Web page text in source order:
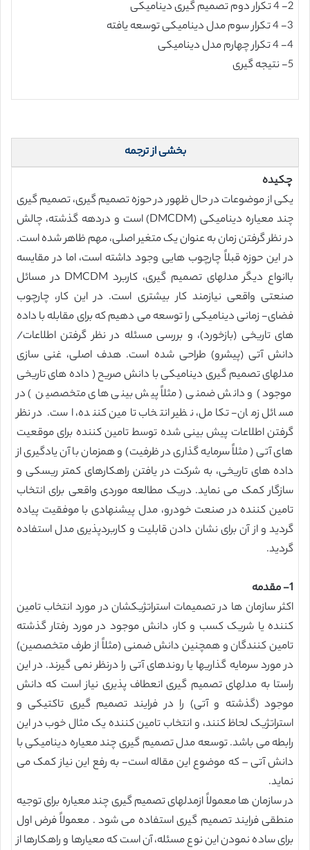
2- 4 تکرار دوم تصمیم گیری دینامیکی
3- 4 تکرار سوم مدل دینامیکی توسعه یافته
4- 4 تکرار چهارم مدل دینامیکی
5- نتیجه گیری
بخشی از ترجمه
چکیده
یکی از موضوعات در حال ظهور در حوزه تصمیم گیری، تصمیم گیری
چند معیاره دینامیکی (DMCDM) است و دردهه گذشته، چالش
در نظر گرفتن زمان به عنوان یک متغیر اصلی، مهم ظاهر شده است.
در این حوزه قبلاً چارچوب هایی وجود داشته است، اما در مقایسه
باانواع دیگر مدلهای تصمیم گیری، کاربرد DMCDM در مسائل
صنعتی واقعی نیازمند کار بیشتری است. در این کار، چارچوب
فضای- زمانی دینامیکی را توسعه می دهیم که برای مقابله با داده
های تاریخی (بازخورد)، و بررسی مسئله در نظر گرفتن اطلاعات/
دانش آتی (پیشرو) طراحی شده است. هدف اصلی، غنی سازی
مدلهای تصمیم گیری دینامیکی با دانش صریح ( داده های تاریخی
موجود) و دانش ضمنی ( مثلاً پیش بینی های متخصصین ) در
مسائل زمان- تکامل، نظیر انتخاب تامین کننده، است. در نظر
گرفتن اطلاعات پیش بینی شده توسط تامین کننده برای موقعیت
های آتی ( مثلاً سرمایه گذاری در ظرفیت) و همزمان با آن یادگیری از
داده های تاریخی، به شرکت در یافتن راهکارهای کمتر ریسکی و
سازگار کمک می نماید. دریک مطالعه موردی واقعی برای انتخاب
تامین کننده در صنعت خودرو، مدل پیشنهادی با موفقیت پیاده
گردید و از آن برای نشان دادن قابلیت و کاربردپذیری مدل استفاده
گردید.
1- مقدمه
اکثر سازمان ها در تصمیمات استراتژیکشان در مورد انتخاب تامین
کننده یا شریک کسب و کار، دانش موجود در مورد رفتار گذشته
تامین کنندگان و همچنین دانش ضمنی (مثلاً از طرف متخصصین)
در مورد سرمایه گذاریها یا روندهای آتی را درنظر نمی گیرند. در این
راستا به مدلهای تصمیم گیری انعطاف پذیری نیاز است که دانش
موجود (گذشته و آتی) را در فرایند تصمیم گیری تاکتیکی و
استراتژیک لحاظ کنند، و انتخاب تامین کننده یک مثال خوب در این
رابطه می باشد. توسعه مدل تصمیم گیری چند معیاره دینامیکی با
دانش آتی – که موضوع این مقاله است- به رفع این نیاز کمک می
نماید.
در سازمان ها معمولاً ازمدلهای تصمیم گیری چند معیاره برای توجیه
منطقی فرایند تصمیم گیری استفاده می شود . معمولاً فرض اول
برای ساده نمودن این نوع مسئله، آن است که معیارها و راهکارها از